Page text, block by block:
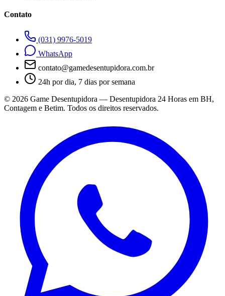
Contato
(031) 9976-5019
WhatsApp
contato@gamedesentupidora.com.br
24h por dia, 7 dias por semana
© 2026 Game Desentupidora — Desentupidora 24 Horas em BH,
Contagem e Betim. Todos os direitos reservados.